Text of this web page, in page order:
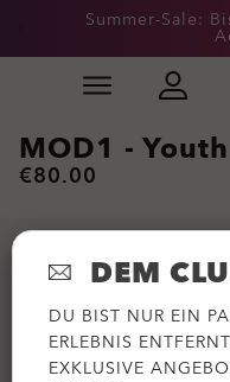
Skip to
Summer-Sale:
Slide 2 of 3. Summer-
MOD1 - Youth
€80.00
DEM
DU BIST NUR EIN
ERLEBNIS
EXKLUSIVE